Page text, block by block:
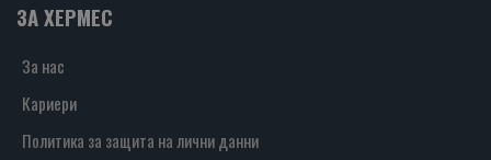
ЗА ХЕРМЕС
За нас
Кариери
Политика за защита на лични данни